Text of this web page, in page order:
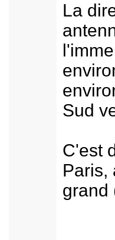
La
Sud
C'est
Paris,
grand